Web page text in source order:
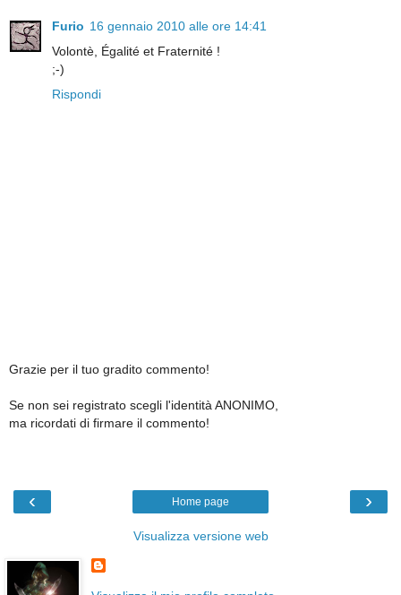
Furio 16 gennaio 2010 alle ore 14:41
Volontè, Égalité et Fraternité !
;-)
Rispondi
Grazie per il tuo gradito commento!
Se non sei registrato scegli l'identità ANONIMO,
ma ricordati di firmare il commento!
‹ ›
Home page
Visualizza versione web